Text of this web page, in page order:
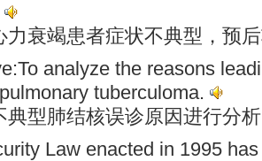
力衰竭患者症状不典型，预
analyze the reasons
pulmonary tuberculoma.
典型肺结核误诊原因进行分
Law enacted in 1995